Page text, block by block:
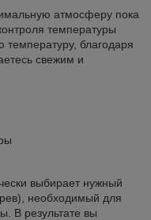
атмосферу пока
температуры
благодаря
свежим и
выбирает нужный
необходимый для
В результате вы